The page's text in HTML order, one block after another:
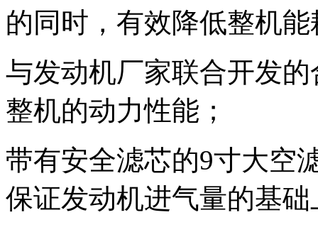
的同时，有效降低整机能
与发动机厂家联合开发
整机的动力性能；
带有安全滤芯的9寸大空
保证发动机进气量的基